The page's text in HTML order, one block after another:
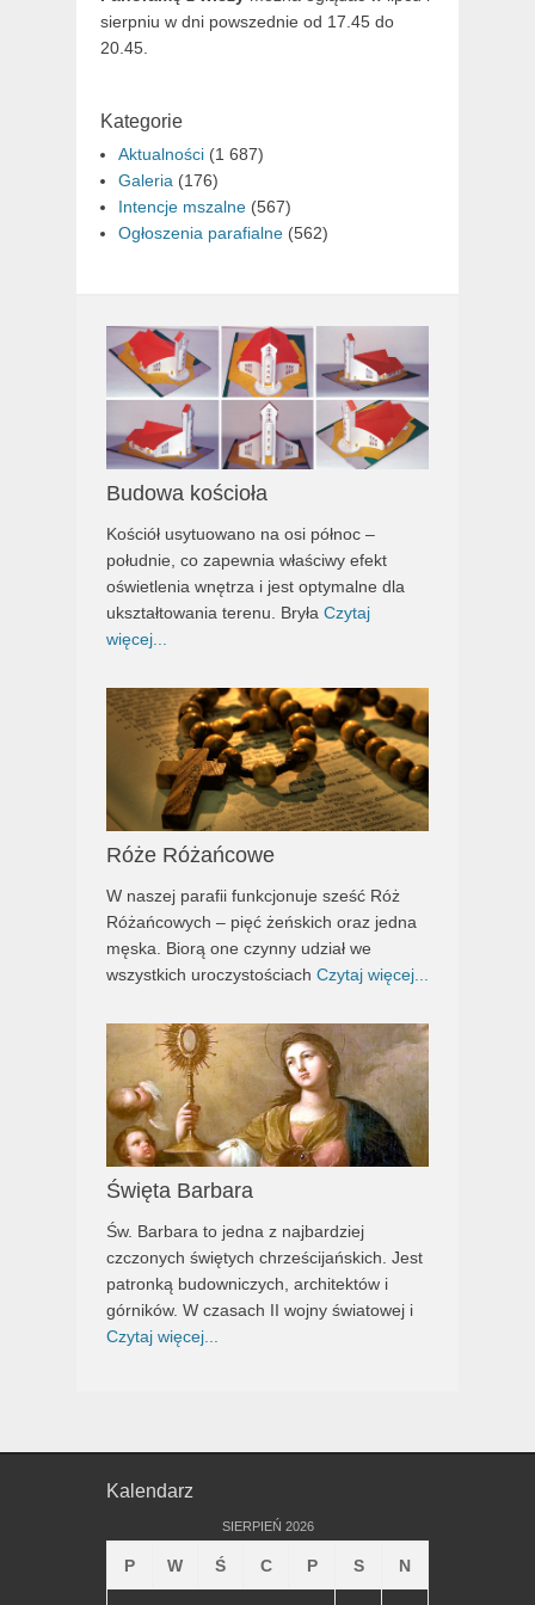
sierpniu w dni powszednie od 17.45 do
20.45.
Kategorie
Aktualności (1 687)
Galeria (176)
Intencje mszalne (567)
Ogłoszenia parafialne (562)
Budowa kościoła
Kościół usytuowano na osi północ –
południe, co zapewnia właściwy efekt
oświetlenia wnętrza i jest optymalne dla
ukształtowania terenu. Bryła Czytaj
więcej...
Róże Różańcowe
W naszej parafii funkcjonuje sześć Róż
Różańcowych – pięć żeńskich oraz jedna
męska. Biorą one czynny udział we
wszystkich uroczystościach Czytaj więcej...
Święta Barbara
Św. Barbara to jedna z najbardziej
czczonych świętych chrześcijańskich. Jest
patronką budowniczych, architektów i
górników. W czasach II wojny światowej i
Czytaj więcej...
Kalendarz
SIERPIEŃ 2026
P W Ś C P S N